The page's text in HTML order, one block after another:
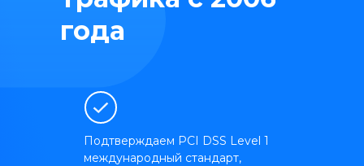
года
Подтверждаем PCI DSS Level 1
международный стандарт,